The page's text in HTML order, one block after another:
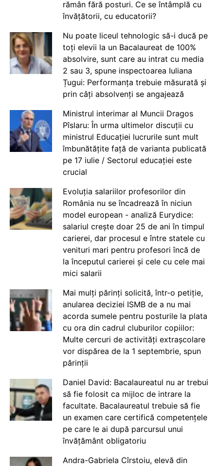
rămân fără posturi. Ce se întâmplă cu
învățătorii, cu educatorii?
Nu poate liceul tehnologic să-i ducă pe
toți elevii la un Bacalaureat de 100%
absolvire, sunt care au intrat cu media
2 sau 3, spune inspectoarea Iuliana
Țugui: Performanța trebuie măsurată și
prin câți absolvenți se angajează
Ministrul interimar al Muncii Dragos
Pîslaru: În urma ultimelor discuții cu
ministrul Educației lucrurile sunt mult
îmbunătățite față de varianta publicată
pe 17 iulie / Sectorul educației este
crucial
Evoluția salariilor profesorilor din
România nu se încadrează în niciun
model european - analiză Eurydice:
salariul crește doar 25 de ani în timpul
carierei, dar procesul e între statele cu
venituri mari pentru profesori încă de
la începutul carierei și cele cu cele mai
mici salarii
Mai mulți părinți solicită, într-o petiție,
anularea deciziei ISMB de a nu mai
acorda sumele pentru posturile la plata
cu ora din cadrul cluburilor copiilor:
Multe cercuri de activități extrașcolare
vor dispărea de la 1 septembrie, spun
părinții
Daniel David: Bacalaureatul nu ar trebui
să fie folosit ca mijloc de intrare la
facultate. Bacalaureatul trebuie să fie
un examen care certifică competențele
pe care le ai după parcursul unui
învățământ obligatoriu
Andra-Gabriela Cîrstoiu, elevă din